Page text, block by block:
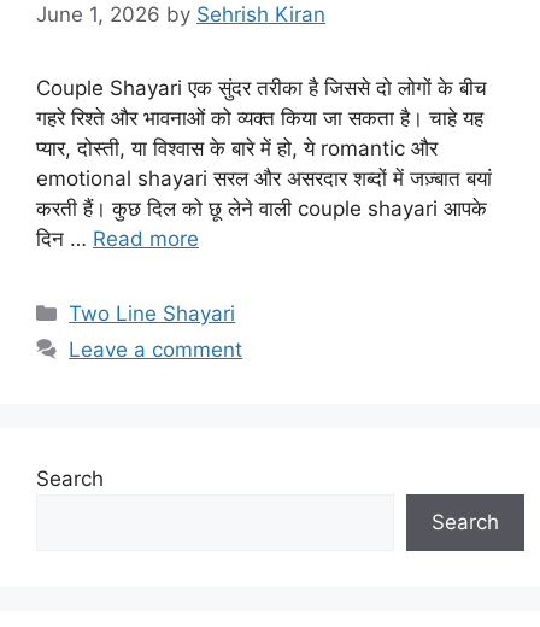
June 1, 2026 by Sehrish Kiran
Couple Shayari एक सुंदर तरीका है जिससे दो लोगों के बीच
गहरे रिश्ते और भावनाओं को व्यक्त किया जा सकता है। चाहे यह
प्यार, दोस्ती, या विश्वास के बारे में हो, ये romantic और
emotional shayari सरल और असरदार शब्दों में जज़्बात बयां
करती हैं। कुछ दिल को छू लेने वाली couple shayari आपके
दिन … Read more
Categories
Two Line Shayari
Leave a comment
Search
Search